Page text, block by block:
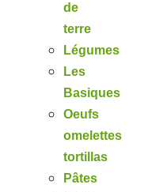
de
terre
Légumes
Les
Basiques
Oeufs
omelettes
tortillas
Pâtes